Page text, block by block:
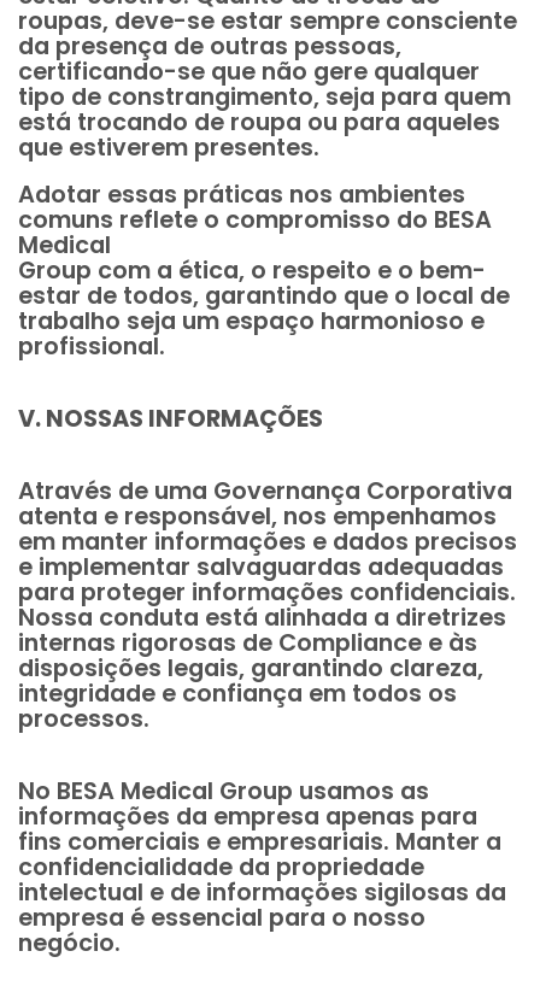
roupas, deve-se estar sempre consciente
da presença de outras pessoas,
certificando-se que não gere qualquer
tipo de constrangimento, seja para quem
está trocando de roupa ou para aqueles
que estiverem presentes.
Adotar essas práticas nos ambientes
comuns reflete o compromisso do BESA
Medical
Group com a ética, o respeito e o bem-
estar de todos, garantindo que o local de
trabalho seja um espaço harmonioso e
profissional.
V. NOSSAS INFORMAÇÕES
Através de uma Governança Corporativa
atenta e responsável, nos empenhamos
em manter informações e dados precisos
e implementar salvaguardas adequadas
para proteger informações confidenciais.
Nossa conduta está alinhada a diretrizes
internas rigorosas de Compliance e às
disposições legais, garantindo clareza,
integridade e confiança em todos os
processos.
No BESA Medical Group usamos as
informações da empresa apenas para
fins comerciais e empresariais. Manter a
confidencialidade da propriedade
intelectual e de informações sigilosas da
empresa é essencial para o nosso
negócio.